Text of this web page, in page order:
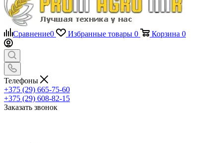
Сравнение0 Избранные товары 0 Корзина 0
Телефоны
+375 (29) 665-75-60
+375 (29) 608-82-15
Заказать звонок